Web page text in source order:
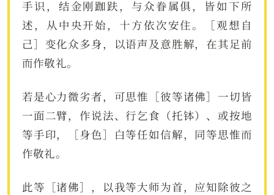
手识，结金刚跏趺，与众眷属俱，皆如下所
述，从中央开始，十方依次安住。［观想自
己］变化众多身，以语声及意胜解，在其足前
而作敬礼。
若是心力微劣者，可思惟［彼等诸佛］一切皆
一面二臂，作说法、行乞食（托钵）、或按地
等手印，［身色］白等任如信解，同等思惟而
作敬礼。
此等［诸佛］，以我等大师为首，应知除彼之